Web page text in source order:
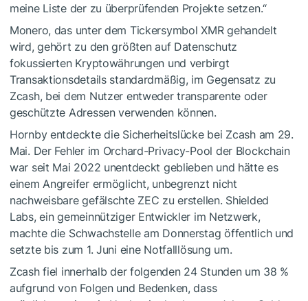
meine Liste der zu überprüfenden Projekte setzen.“
Monero, das unter dem Tickersymbol XMR gehandelt
wird, gehört zu den größten auf Datenschutz
fokussierten Kryptowährungen und verbirgt
Transaktionsdetails standardmäßig, im Gegensatz zu
Zcash, bei dem Nutzer entweder transparente oder
geschützte Adressen verwenden können.
Hornby entdeckte die Sicherheitslücke bei Zcash am 29.
Mai. Der Fehler im Orchard-Privacy-Pool der Blockchain
war seit Mai 2022 unentdeckt geblieben und hätte es
einem Angreifer ermöglicht, unbegrenzt nicht
nachweisbare gefälschte ZEC zu erstellen. Shielded
Labs, ein gemeinnütziger Entwickler im Netzwerk,
machte die Schwachstelle am Donnerstag öffentlich und
setzte bis zum 1. Juni eine Notfalllösung um.
Zcash fiel innerhalb der folgenden 24 Stunden um 38 %
aufgrund von Folgen und Bedenken, dass